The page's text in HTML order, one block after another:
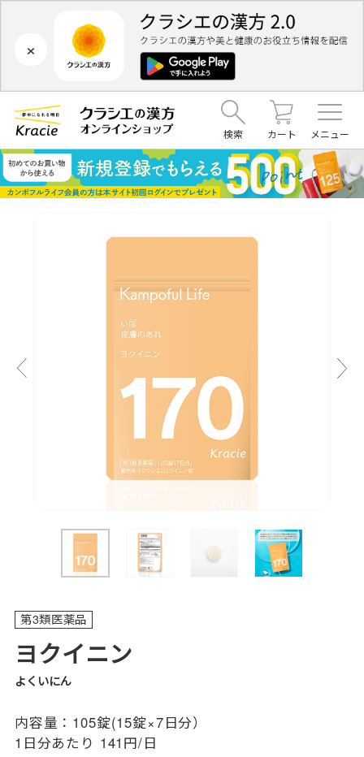
×
検索 カート メニュー
第3類医薬品
ヨクイニン
よくいにん
内容量： 105錠(15錠×7日分）
1日分あたり 141円/日